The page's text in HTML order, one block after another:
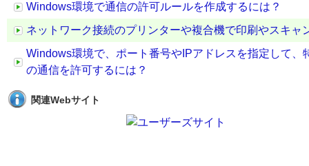
Windows環境で通信の許可ルールを作成するには？
ネットワーク接続のプリンターや複合機で印刷やスキャ
Windows環境で、ポート番号やIPアドレスを指定して
の通信を許可するには？
関連Webサイト